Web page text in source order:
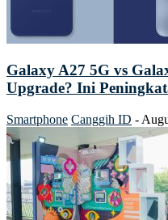
Galaxy A27 5G vs
Upgrade? Ini
Smartphone Canggih ID -